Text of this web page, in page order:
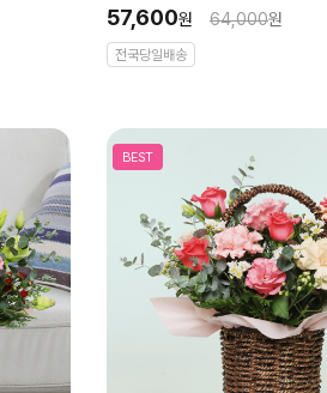
57,600원 64,000원
전국당일배송
BEST